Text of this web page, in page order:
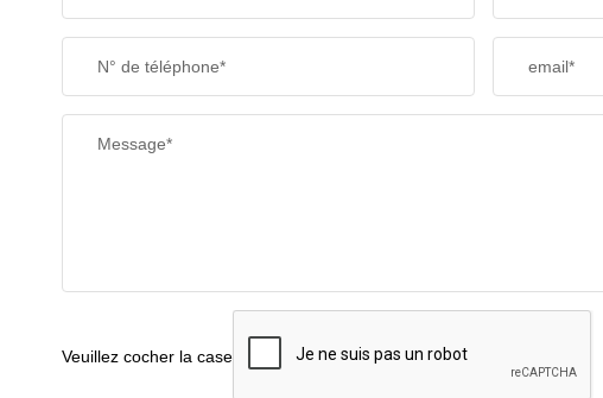
N° de téléphone* email*
Message*
Veuillez cocher la case